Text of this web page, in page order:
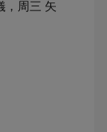
，周三 矢